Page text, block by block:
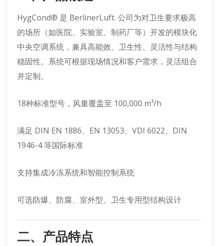
HygCond® 是 BerlinerLuft. 公司为对卫生要求极高
的场所（如医院、实验室、制药厂等）开发的模块化
中央空调系统，兼具高能效、卫生性、灵活性与结构
稳固性。系统可根据现场情况和客户需求，灵活组合
并定制。
18种标准型号，风量覆盖至 100,000 m³/h
满足 DIN EN 1886、EN 13053、VDI 6022、DIN
1946-4 等国际标准
支持集成冷冻系统和智能控制系统
可选防爆、防腐、室外型、卫生专用型结构设计
二、产品特点